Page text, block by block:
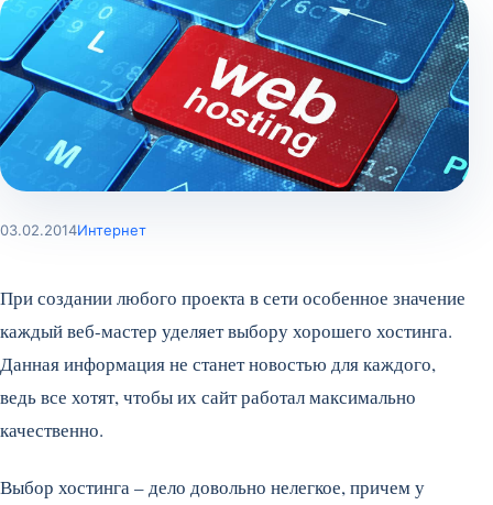
03.02.2014Интернет
При создании любого проекта в сети особенное значение
каждый веб-мастер уделяет выбору хорошего хостинга.
Данная информация не станет новостью для каждого,
ведь все хотят, чтобы их сайт работал максимально
качественно.
Выбор хостинга – дело довольно нелегкое, причем у